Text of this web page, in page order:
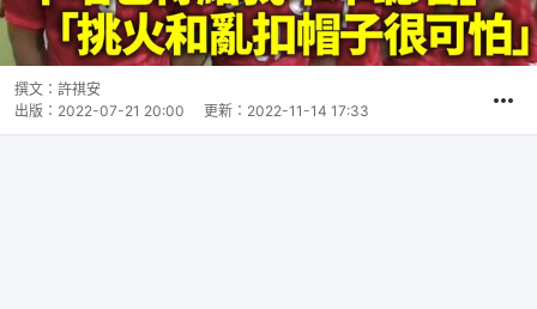
撰文： 許祺安
出版： 2022-07-21 20:00 更新： 2022-11-14 17:33